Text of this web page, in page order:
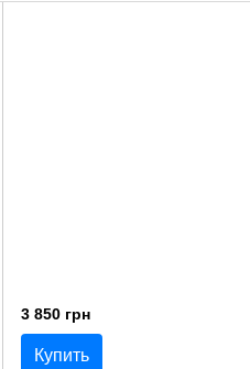
3 850 грн
Купить